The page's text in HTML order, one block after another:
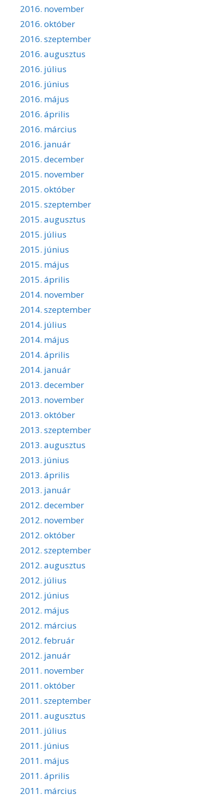
2016. november
2016. október
2016. szeptember
2016. augusztus
2016. július
2016. június
2016. május
2016. április
2016. március
2016. január
2015. december
2015. november
2015. október
2015. szeptember
2015. augusztus
2015. július
2015. június
2015. május
2015. április
2014. november
2014. szeptember
2014. július
2014. május
2014. április
2014. január
2013. december
2013. november
2013. október
2013. szeptember
2013. augusztus
2013. június
2013. április
2013. január
2012. december
2012. november
2012. október
2012. szeptember
2012. augusztus
2012. július
2012. június
2012. május
2012. március
2012. február
2012. január
2011. november
2011. október
2011. szeptember
2011. augusztus
2011. július
2011. június
2011. május
2011. április
2011. március